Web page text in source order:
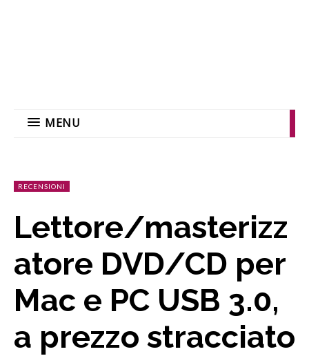
MENU
RECENSIONI
Lettore/masterizz
atore DVD/CD per
Mac e PC USB 3.0,
a prezzo stracciato